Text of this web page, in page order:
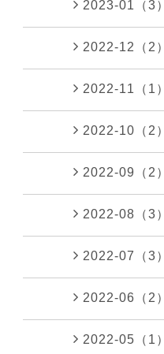
2023-01（3）
2022-12（2）
2022-11（1）
2022-10（2）
2022-09（2）
2022-08（3）
2022-07（3）
2022-06（2）
2022-05（1）